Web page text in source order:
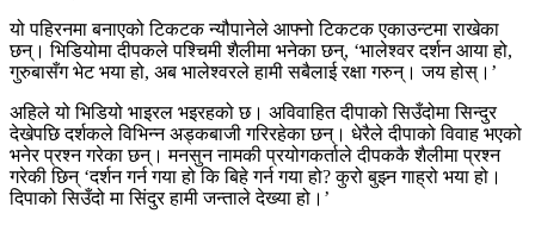
यो पहिरनमा बनाएको टिकटक न्यौपानेले आफ्नो टिकटक एकाउन्टमा राखेका
छन्। भिडियोमा दीपकले पश्चिमी शैलीमा भनेका छन्, ‘भालेश्वर दर्शन आया हो,
गुरुबासँग भेट भया हो, अब भालेश्वरले हामी सबैलाई रक्षा गरुन्। जय होस्।’
अहिले यो भिडियो भाइरल भइरहको छ। अविवाहित दीपाको सिउँदोमा सिन्दुर
देखेपछि दर्शकले विभिन्न अड्कबाजी गरिरहेका छन्। धेरैले दीपाको विवाह भएको
भनेर प्रश्न गरेका छन्। मनसुन नामकी प्रयोगकर्ताले दीपककै शैलीमा प्रश्न
गरेकी छिन् ‘दर्शन गर्न गया हो कि बिहे गर्न गया हो? कुरो बुझ्न गाह्रो भया हो।
दिपाको सिउँदो मा सिंदुर हामी जन्ताले देख्या हो।’